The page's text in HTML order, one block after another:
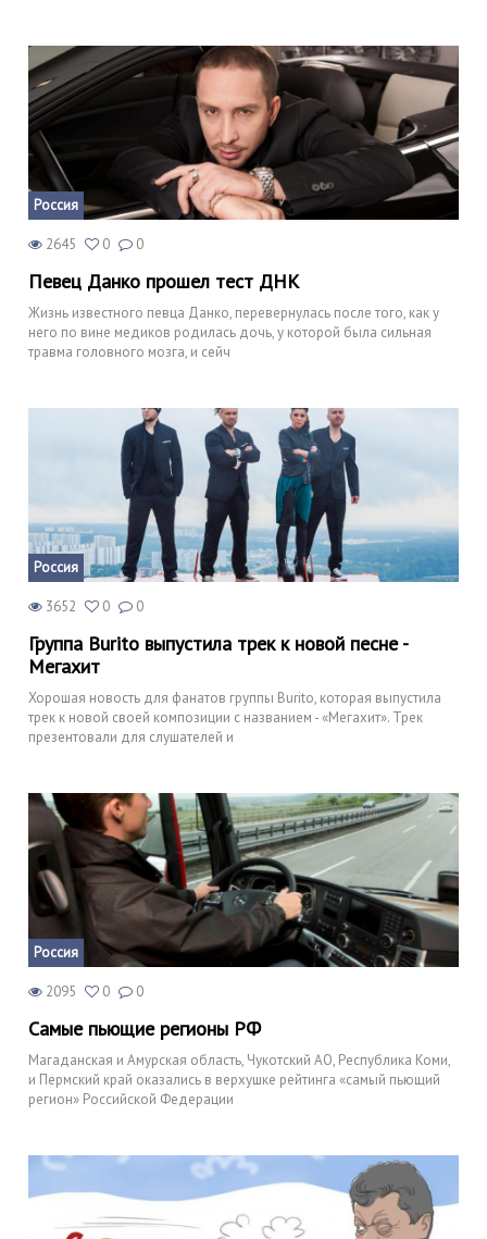
Россия
2645 0 0
Певец Данко прошел тест ДНК
Жизнь известного певца Данко, перевернулась после того, как у
него по вине медиков родилась дочь, у которой была сильная
травма головного мозга, и сейч
Россия
3652 0 0
Группа Burito выпустила трек к новой песне -
Мегахит
Хорошая новость для фанатов группы Burito, которая выпустила
трек к новой своей композиции с названием - «Мегахит». Трек
презентовали для слушателей и
Россия
2095 0 0
Самые пьющие регионы РФ
Магаданская и Амурская область, Чукотский АО, Республика Коми,
и Пермский край оказались в верхушке рейтинга «самый пьющий
регион» Российской Федерации